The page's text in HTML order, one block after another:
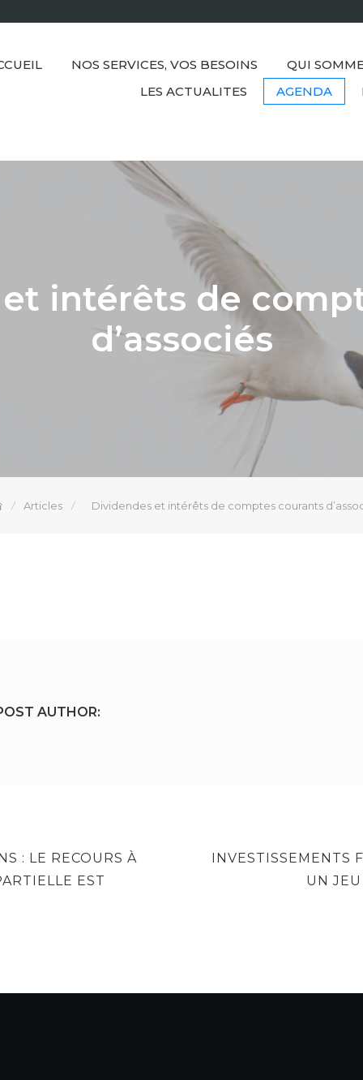
NOS SERVICES, VOS BESOINS
QUI
LES ACTUALITES
AGENDA
intérêts de
d’associés
Articles Dividendes et intérêts de comptes courants
AUTHOR:
: LE RECOURS À
EST
NEXT
INVESTISSEMENTS
UN